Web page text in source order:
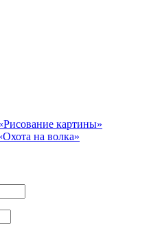
картины»
на волка»